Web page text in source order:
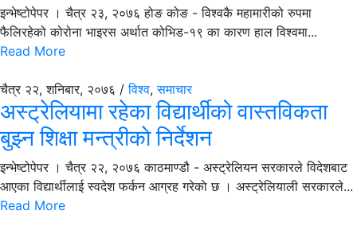
इन्भेष्टोपेपर । चैत्र २३, २०७६ होङ कोङ - विश्वकै महामारीको रुपमा
फैलिरहेको कोरोना भाइरस अर्थात कोभिड-१९ का कारण हाल विश्वमा...
Read More
चैत्र २२, शनिबार, २०७६ /विश्व,समाचार
अस्ट्रेलियामा रहेका विद्यार्थीको वास्तविकता
बुझ्न शिक्षा मन्त्रीकाे निर्देशन
इन्भेष्टोपेपर । चैत्र २२, २०७६ काठमाण्डौ - अस्ट्रेलियन सरकारले विदेशबाट
आएका विद्यार्थीलाई स्वदेश फर्कन आग्रह गरेकाे छ । अस्ट्रेलियाली सरकारले...
Read More